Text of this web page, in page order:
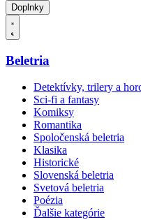
Doplnky
Beletria
Detektívky, trilery a
Sci-fi a fantasy
Komiksy
Romantika
Spoločenská beletria
Klasika
Historické
Slovenská beletria
Svetová beletria
Poézia
Ďalšie kategórie